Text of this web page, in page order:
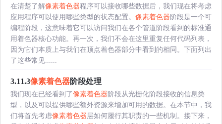
在清楚了解像素着色器程序可以接收哪些数据后，我们现在将考虑
应用程序可以使用哪些类型的状态配置。 像素着色器 阶段是一个可
编程阶段，这意味着它可以访问我们在各个管道阶段看到的标准通
用着色器核心功能。再一次，我们不会在这里重复任何代码列表，
因为它们本质上与我们在顶点着色器部分中看到的相同。下面列出
了这些常见......
3.11.3像素着色器阶段处理
我们现在已经看到了像素着色器 阶段从光栅化阶段接收的信息类
型，以及可以提供哪些额外资源来增加可用的数据。在本节中，我
们将首先考虑像素着色器层如何履行其职责的一些机制。接下来，